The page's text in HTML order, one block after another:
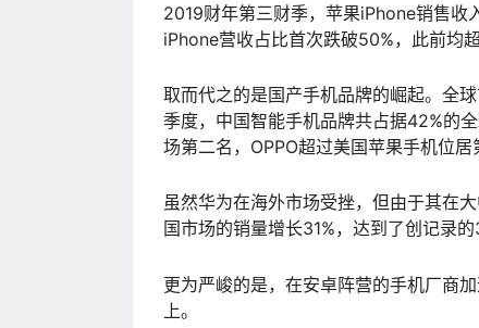
2019财年第三财季，苹果iPhone销售收
iPhone营收占比首次跌破50%，此前均超
取而代之的是国产手机品牌的崛起。全
季度，中国智能手机品牌共占据42%的
场第二名，OPPO超过美国苹果手机位居
虽然华为在海外市场受挫，但由于其在
国市场的销量增长31%，达到了创记录
更为严峻的是，在安卓阵营的手机厂商
上。